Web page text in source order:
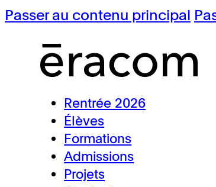
Passer au contenu principal
Rentrée 2026
Élèves
Formations
Admissions
Projets